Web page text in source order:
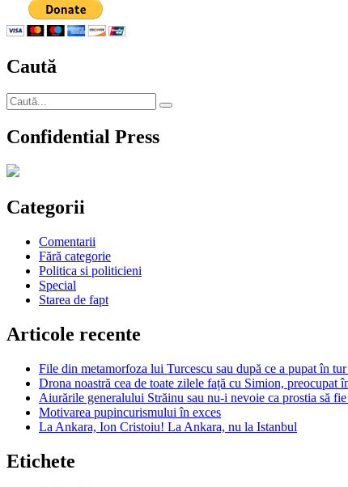
Caută
Caută
după:
Căutare
Confidential Press
Categorii
Comentarii
Fără categorie
Politica si politicieni
Special
Starea de fapt
Articole recente
File din metamorfoza lui Turcescu sau după ce a pupat în
Drona noastră cea de toate zilele față cu Simion, preocupat
Aiurările generalului Străinu sau nu-i nevoie ca prostia să
Motivarea pupincurismului în exces
La Ankara, Ion Cristoiu! La Ankara, nu la Istanbul
Etichete